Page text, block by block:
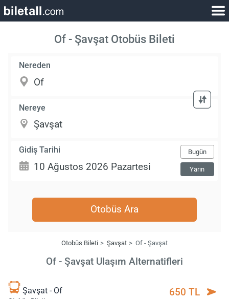
Of - Şavşat Otobüs Bileti
Nereden
Nereye
Gidiş Tarihi Bugün
Yarın
Otobüs Ara
Otobüs Bileti Şavşat Of - Şavşat
Of - Şavşat Ulaşım Alternatifleri
Şavşat - Of 650 TL